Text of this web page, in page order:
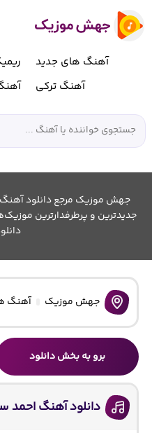
آهنگ های جدید
آهنگ ترکی
جهش موزیک مرجع دانلود آهنگ
جدیدترین و پرطرفدارترین
جهش موزیک آهنگ
برو به بخش دانلود
دانلود آهنگ احمد